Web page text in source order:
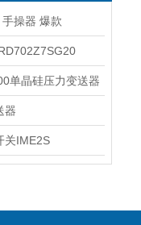
操器 爆款
单晶硅压力变送器
器
关IME2S